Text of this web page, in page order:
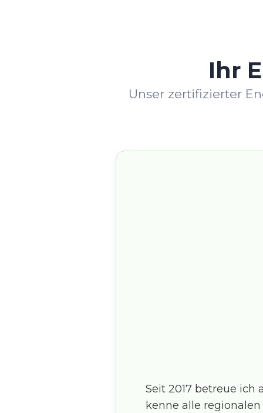
Ihr
Unser zertifizierter
Seit 2017 betreue
kenne alle